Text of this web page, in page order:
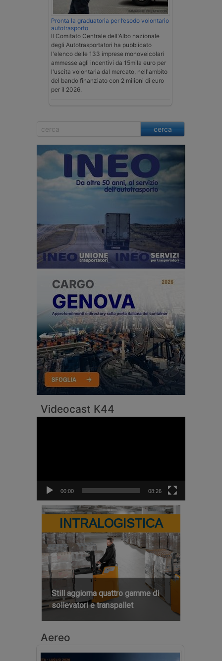
Pronta la graduatoria per l’esodo volontario
autotrasporto
Il Comitato Centrale dell'Albo nazionale
degli Autotrasportatori ha pubblicato
l'elenco delle 133 imprese monoveicolari
ammesse agli incentivi da 15mila euro per
l'uscita volontaria dal mercato, nell'ambito
del bando finanziato con 2 milioni di euro
per il 2026.
cerca
Videocast K44
00:00 08:26
INTRALOGISTICA
Still aggiorna quattro gamme di
sollevatori e transpallet
Aereo